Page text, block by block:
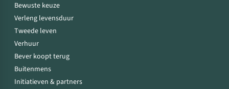
Bewuste keuze
Verleng levensduur
Tweede leven
Verhuur
Bever koopt terug
Buitenmens
Initiatieven & partners